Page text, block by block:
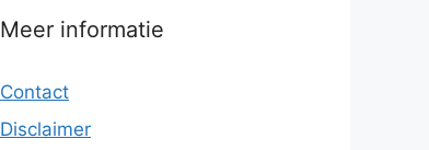
Meer informatie
Contact
Disclaimer